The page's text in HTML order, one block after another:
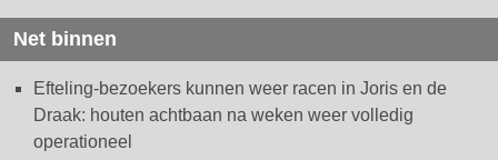
Net binnen
Efteling-bezoekers kunnen weer racen in Joris en de
Draak: houten achtbaan na weken weer volledig
operationeel